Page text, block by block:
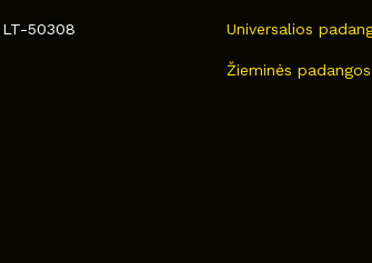
50308 Universalios
Žieminės padangos